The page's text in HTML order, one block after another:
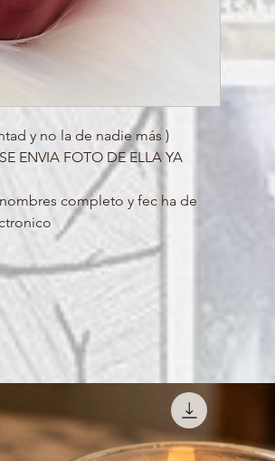
y no la de nadie más )
ENVIA FOTO DE ELLA YA
completo y fec ha de